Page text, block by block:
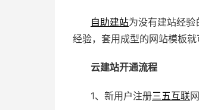
自助建站为没有建站经
经验，套用成型的网站模板就
云建站开通流程
1、新用户注册三五互联